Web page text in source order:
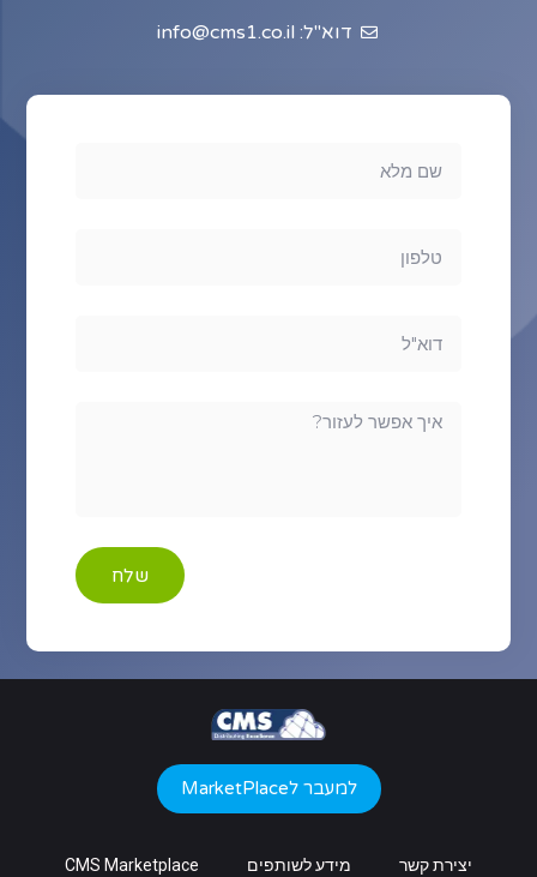
דוא"ל: info@cms1.co.il
שלח
למעבר לMarketPlace
יצירת קשר מידע לשותפים CMS Marketplace